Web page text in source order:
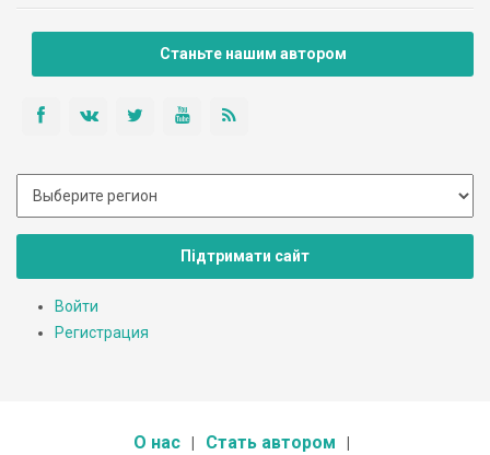
Станьте нашим автором
Підтримати сайт
Войти
Регистрация
О нас Стать автором